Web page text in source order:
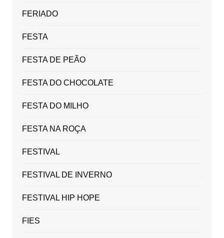
FERIADO
FESTA
FESTA DE PEÃO
FESTA DO CHOCOLATE
FESTA DO MILHO
FESTA NA ROÇA
FESTIVAL
FESTIVAL DE INVERNO
FESTIVAL HIP HOPE
FIES